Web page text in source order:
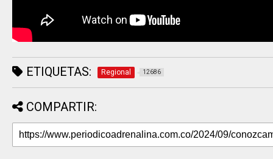
ETIQUETAS: Regional 12686
COMPARTIR: